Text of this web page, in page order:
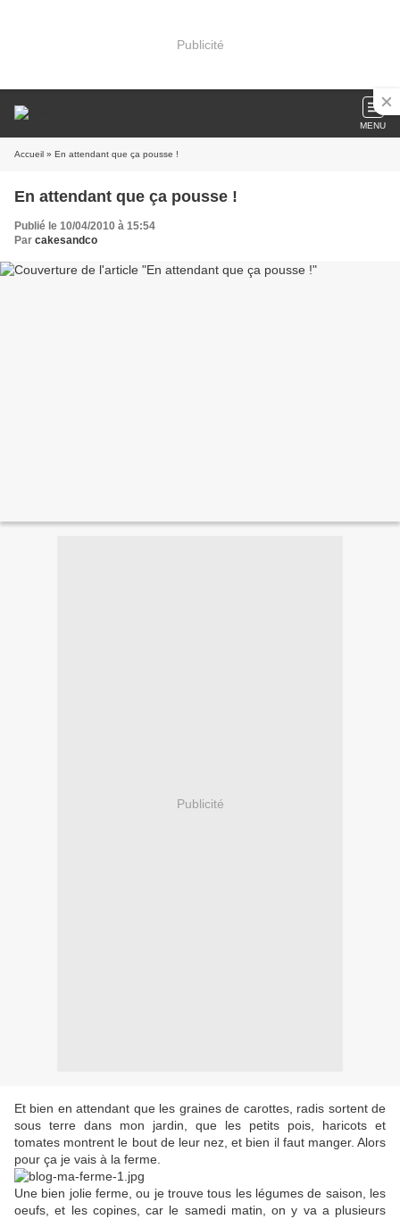
Publicité
MENU
Accueil » En attendant que ça pousse !
En attendant que ça pousse !
Publié le 10/04/2010 à 15:54
Par cakesandco
Publicité
Et bien en attendant que les graines de carottes, radis sortent de
sous terre dans mon jardin, que les petits pois, haricots et
tomates montrent le bout de leur nez, et bien il faut manger. Alors
pour ça je vais à la ferme.
Une bien jolie ferme, ou je trouve tous les légumes de saison, les
oeufs, et les copines, car le samedi matin, on y va a plusieurs